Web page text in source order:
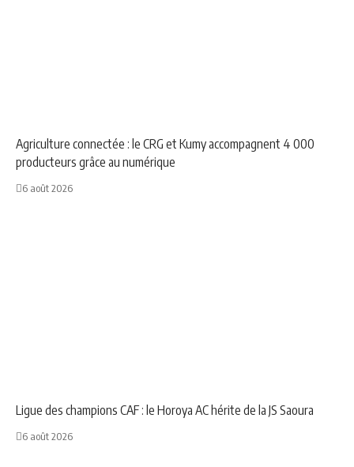
Agriculture connectée : le CRG et Kumy accompagnent 4 000
producteurs grâce au numérique
6 août 2026
Ligue des champions CAF : le Horoya AC hérite de la JS Saoura
6 août 2026